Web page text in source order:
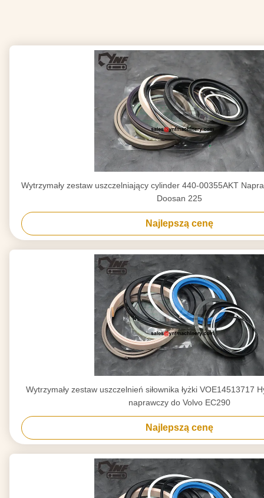
Wytrzymały zestaw uszczelniający cylinder 440-00355AKT
Doosan 225
Najlepszą cenę
Wytrzymały zestaw uszczelnień siłownika łyżki VOE14513717
naprawczy do Volvo EC290
Najlepszą cenę